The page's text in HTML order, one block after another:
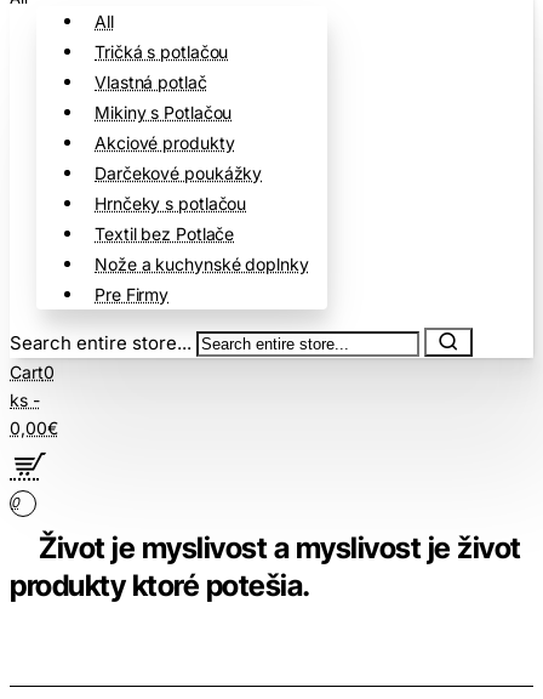
All
Tričká s potlačou
Vlastná potlač
Mikiny s Potlačou
Akciové produkty
Darčekové poukážky
Hrnčeky s potlačou
Textil bez Potlače
Nože a kuchynské doplnky
Pre Firmy
Search entire store...
Cart0
ks -
0,00€
0
Život je myslivost a myslivost je život
produkty ktoré potešia.